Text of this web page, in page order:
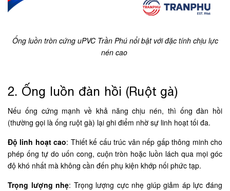
Ống luồn tròn cứng uPVC Trần Phú nổi bật với đặc tính chịu lực
nén cao
2. Ống luồn đàn hồi (Ruột gà)
Nếu ống cứng mạnh về khả năng chịu nén, thì ống đàn hồi
(thường gọi là ống ruột gà) lại ghi điểm nhờ sự linh hoạt tối đa.
Độ linh hoạt cao: Thiết kế cấu trúc vân nếp gấp thông minh cho
phép ống tự do uốn cong, cuộn tròn hoặc luồn lách qua mọi góc
độ khó nhất mà không cần đến phụ kiện khớp nối phức tạp.
Trọng lượng nhẹ: Trọng lượng cực nhẹ giúp giảm áp lực đáng